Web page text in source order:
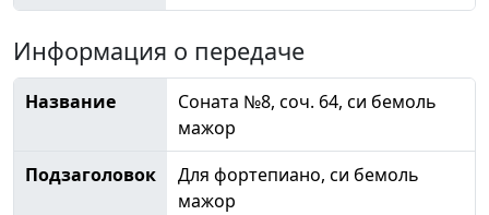
Информация о передаче
Название
Соната №8, соч. 64, си бемоль
мажор
Подзаголовок
Для фортепиано, си бемоль
мажор